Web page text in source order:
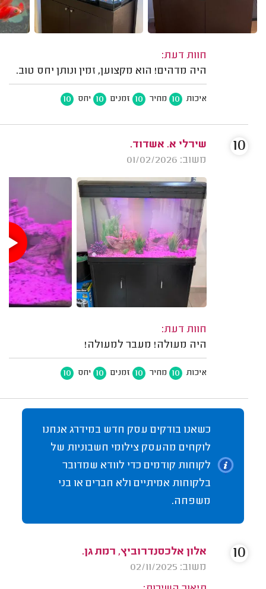
חוות דעת:
היה מדהים! הוא מקצוען, זמין ונותן יחס טוב.
איכות 10 מחיר 10 זמנים 10 יחס 10
שירלי א. אשדוד.
משוב: 01/02/2026
חוות דעת:
היה מעולה! מעבר למעולה!
איכות 10 מחיר 10 זמנים 10 יחס 10
10
כשאנו בודקים עסק חדש במידרג אנחנו
לוקחים מהעסק צילומי חשבוניות של
לקוחות קודמים כדי לוודא שמדובר
בלקוחות אמיתיים ולא חברים או בני
משפחה.
אלון אלכסנדרוביץ, רמת גן.
משוב: 02/11/2025
10